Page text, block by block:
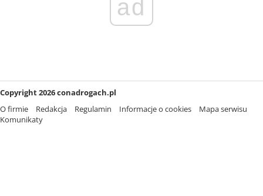
ad
Copyright 2026 conadrogach.pl
O firmie
Redakcja Regulamin Informacje o cookies
Mapa serwisu
Komunikaty